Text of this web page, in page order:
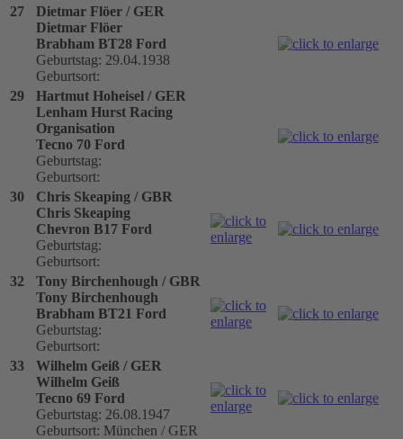
27
Dietmar Flöer / GER
Dietmar Flöer
Brabham BT28 Ford
Geburtstag: 29.04.1938
Geburtsort:
29
Hartmut Hoheisel / GER
Lenham Hurst Racing
Organisation
Tecno 70 Ford
Geburtstag:
Geburtsort:
30
Chris Skeaping / GBR
Chris Skeaping
Chevron B17 Ford
Geburtstag:
Geburtsort:
32
Tony Birchenhough / GBR
Tony Birchenhough
Brabham BT21 Ford
Geburtstag:
Geburtsort:
33
Wilhelm Geiß / GER
Wilhelm Geiß
Tecno 69 Ford
Geburtstag: 26.08.1947
Geburtsort: München / GER